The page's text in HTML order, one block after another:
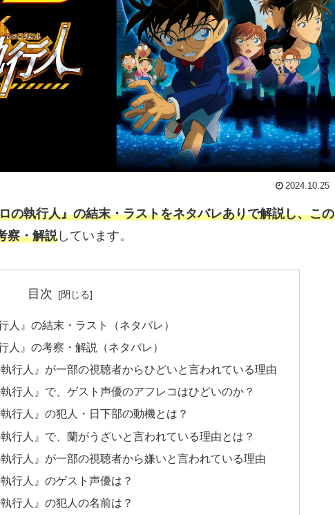
2024.10.25
の執行人』の結末・ラストをネタバレありで解説し、この
察・解説しています。
目次
人』の結末・ラスト（ネタバレ）
人』の考察・解説（ネタバレ）
行人』が一部の視聴者からひどいと言われている理由
行人』で、ゲスト声優のアフレコはひどいのか？
行人』の犯人・日下部の動機とは？
行人』で、蘭がうざいと言われている理由とは？
行人』が一部の視聴者から嫌いと言われている理由
行人』のゲスト声優は？
行人』の犯人の名前は？